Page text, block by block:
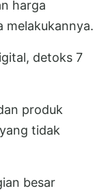
harga
melakukannya.
detoks 7
produk
tidak
besar